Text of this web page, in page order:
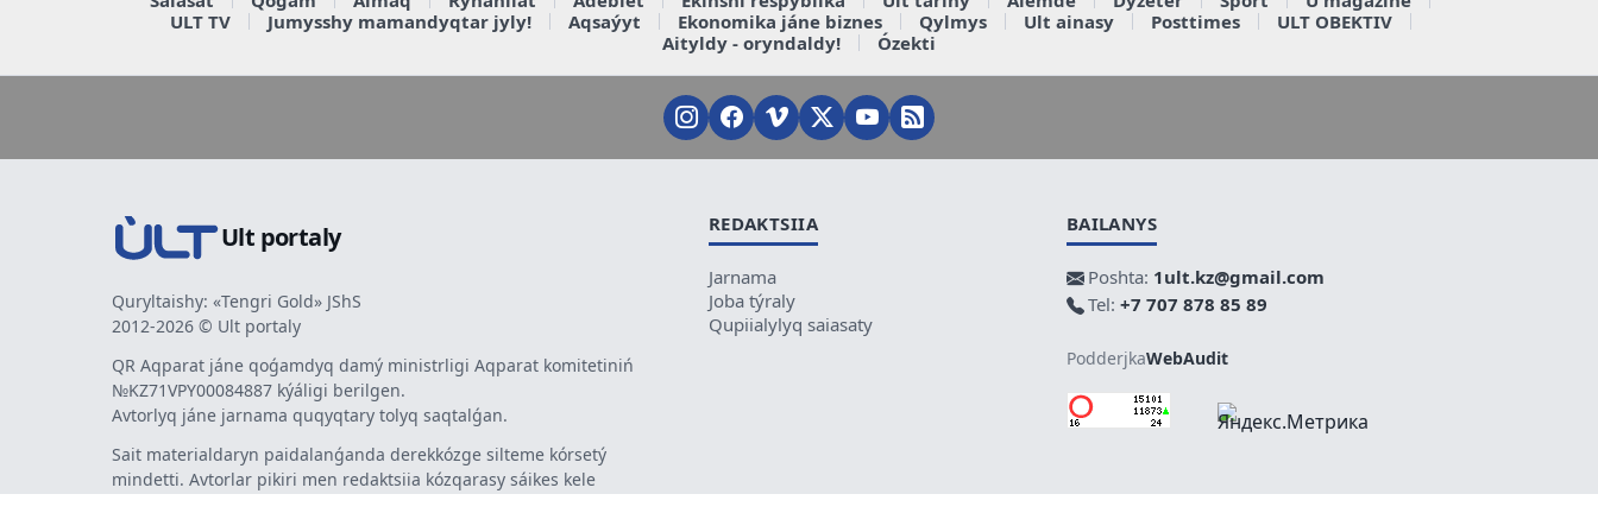
ULT TV
Jumysshy mamandyqtar jyly! Aqsaýyt Ekonomika jáne biznes Qylmys Ult ainasy Posttimes
ULT OBEKTIV
Aityldy - oryndaldy!
Ózekti
Ult portaly
Quryltaishy: «Tengri Gold» JShS
2012-2026 © Ult portaly
QR Aqparat jáne qoǵamdyq damý ministrligi Aqparat komitetiniń
№KZ71VPY00084887 kýáligi berilgen.
Avtorlyq jáne jarnama quqyqtary tolyq saqtalǵan.
Sait materialdaryn paidalanǵanda derekkózge silteme kórsetý
mindetti. Avtorlar pikiri men redaktsiia kózqarasy sáikes kele
REDAKTSIIA
Jarnama
Joba týraly
Qupiialylyq saiasaty
BAILANYS
Poshta: 1ult.kz@gmail.com
Tel: +7 707 878 85 89
PodderjkaWebAudit